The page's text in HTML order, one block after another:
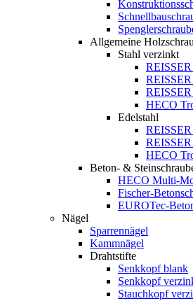
Allgemeine
Stahl verzinkt
HECO
Edelstahl
HECO
Beton- &
HECO Multi-
Fischer-
EUROTec-
Nägel
Sparrennägel
Kammnägel
Drahtstifte
Senkkopf blank
Senkkopf
Stauchkopf